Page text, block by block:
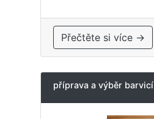
Přečtěte si více →
příprava a výběr